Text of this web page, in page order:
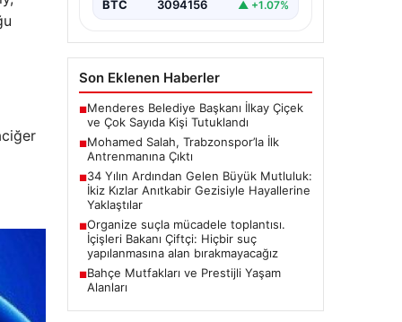
BTC 3094156 ▲ +1.07%
Son Eklenen Haberler
■Menderes Belediye Başkanı İlkay Çiçek
ve Çok Sayıda Kişi Tutuklandı
■Mohamed Salah, Trabzonspor’la İlk
Antrenmanına Çıktı
■34 Yılın Ardından Gelen Büyük Mutluluk:
İkiz Kızlar Anıtkabir Gezisiyle Hayallerine
Yaklaştılar
■Organize suçla mücadele toplantısı.
İçişleri Bakanı Çiftçi: Hiçbir suç
yapılanmasına alan bırakmayacağız
■Bahçe Mutfakları ve Prestijli Yaşam
Alanları